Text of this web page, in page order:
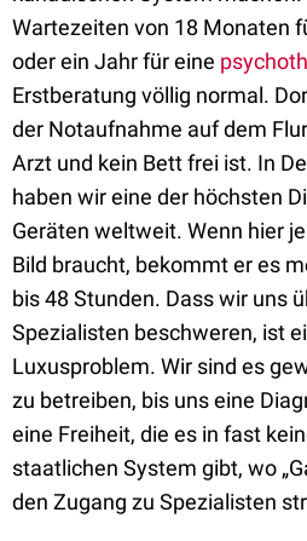
Wartezeiten von 18 Monaten
oder ein Jahr für eine
Erstberatung völlig normal.
der Notaufnahme auf dem
Arzt und kein Bett frei ist. In
haben wir eine der höchsten
Geräten weltweit. Wenn hier
Bild braucht, bekommt er es
bis 48 Stunden. Dass wir uns
Spezialisten beschweren, ist
Luxusproblem. Wir sind es
zu betreiben, bis uns eine
eine Freiheit, die es in fast
staatlichen System gibt, wo
den Zugang zu Spezialisten